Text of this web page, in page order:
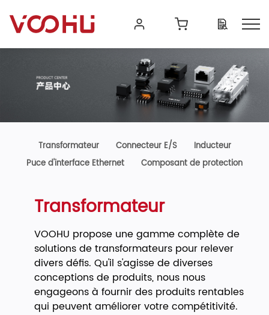
Transformateur Connecteur E/S
Inducteur
Puce d'interface Ethernet
Composant de protection
Transformateur
VOOHU propose une gamme complète de
solutions de transformateurs pour relever
divers défis. Qu'il s'agisse de diverses
conceptions de produits, nous nous
engageons à fournir des produits rentables
qui peuvent améliorer votre compétitivité.